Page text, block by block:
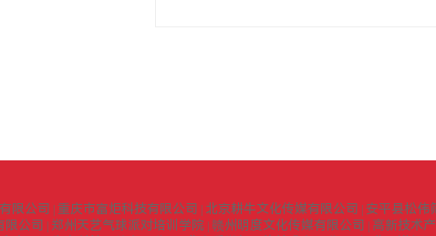
限公司 重庆市富炬科技有限公司 北京耕牛文化传媒有限公司
安平县松伟
限公司 郑州天艺气球派对培训学院 赣州明度文化传媒有限公司
高新技术